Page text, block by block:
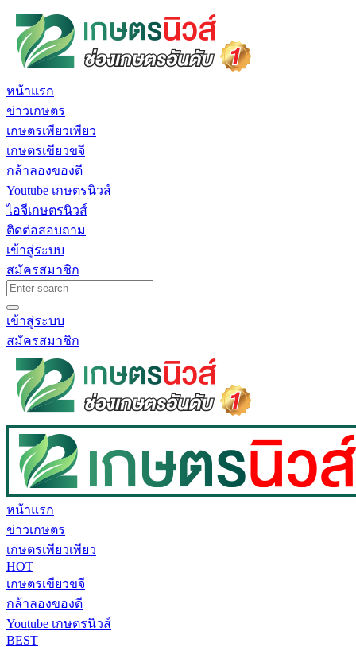
หน้าแรก
ข่าวเกษตร
เกษตรเพียวเพียว
เกษตรเขียวขจี
กล้าลองของดี
Youtube เกษตรนิวส์
ไอจีเกษตรนิวส์
ติดต่อสอบถาม
เข้าสู่ระบบ
สมัครสมาชิก
เข้าสู่ระบบ
สมัครสมาชิก
หน้าแรก
ข่าวเกษตร
เกษตรเพียวเพียว
HOT
เกษตรเขียวขจี
กล้าลองของดี
Youtube เกษตรนิวส์
BEST